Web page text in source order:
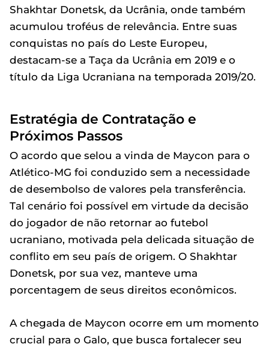
Shakhtar Donetsk, da Ucrânia, onde também
acumulou troféus de relevância. Entre suas
conquistas no país do Leste Europeu,
destacam-se a Taça da Ucrânia em 2019 e o
título da Liga Ucraniana na temporada 2019/20.
Estratégia de Contratação e
Próximos Passos
O acordo que selou a vinda de Maycon para o
Atlético-MG foi conduzido sem a necessidade
de desembolso de valores pela transferência.
Tal cenário foi possível em virtude da decisão
do jogador de não retornar ao futebol
ucraniano, motivada pela delicada situação de
conflito em seu país de origem. O Shakhtar
Donetsk, por sua vez, manteve uma
porcentagem de seus direitos econômicos.
A chegada de Maycon ocorre em um momento
crucial para o Galo, que busca fortalecer seu